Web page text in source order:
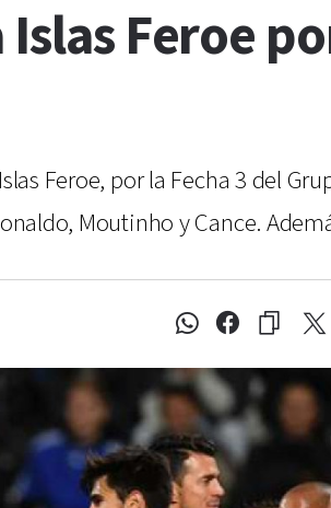
Feroe
Feroe, por la Fecha 3 del
Moutinho y Cance.